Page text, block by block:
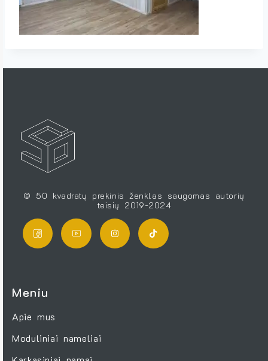
© 50 kvadratų prekinis ženklas saugomas autorių
teisių 2019-2024
Meniu
Apie mus
Moduliniai nameliai